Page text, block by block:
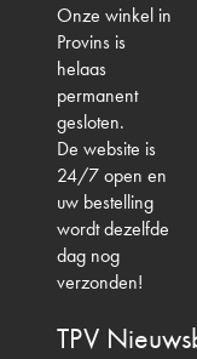
Onze winkel in
Provins is
helaas
permanent
gesloten.
De website is
24/7 open en
uw bestelling
wordt dezelfde
dag nog
verzonden!
TPV